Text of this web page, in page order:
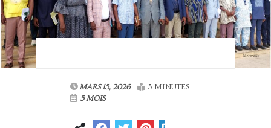
MARS 15, 2026
3 MINUTES
5 MOIS